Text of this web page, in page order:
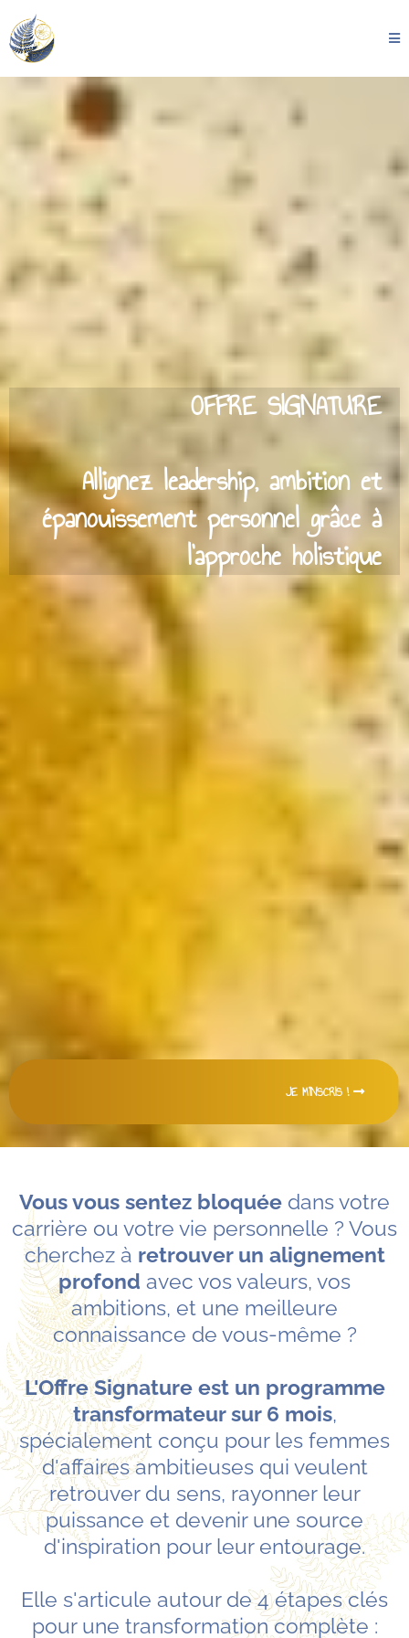
OFFRE SIGNATURE
Allignez leadership, ambition et
épanouissement personnel grâce à
l'approche holistique
JE M'INSCRIS !
Vous vous sentez bloquée dans votre
carrière ou votre vie personnelle ? Vous
cherchez à retrouver un alignement
profond avec vos valeurs, vos
ambitions, et une meilleure
connaissance de vous-même ?
L'Offre Signature est un programme
transformateur sur 6 mois,
spécialement conçu pour les femmes
d'affaires ambitieuses qui veulent
retrouver du sens, rayonner leur
puissance et devenir une source
d'inspiration pour leur entourage.
Elle s'articule autour de 4 étapes clés
pour une transformation complète :